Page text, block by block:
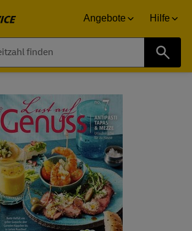
Angebote Hilfe